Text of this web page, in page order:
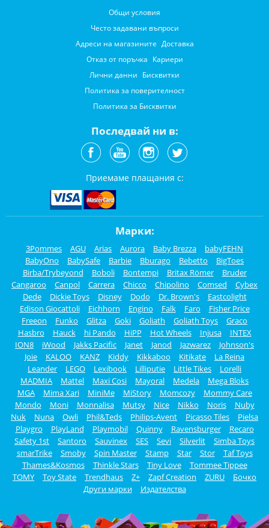
Общи условия
Често задавани въпроси
Адреси на магазините Доставка
Отказ от поръчка Кариери
Лични данни Бисквитки
Политика за поверителност
Политика за Бисквитки
Последвай ни в:
Приемаме плащания с:
Марки:
3Pommes AGU Arias Aurora Baby Brezza
babyFEHN
BabyOno
BabySafe Barbie Bburago Bebetto
BigToes
Birba/Trybeyond
Boboli Bontempi Britax Römer
Bruder
Cangaroo
Canpol Carrera Chicco Chipolino Comsed
Cybex
Dede
Dickie Toys Disney Dodo Dr. Brown's
Eastcolight
Edison Giocattoli
Eichhorn Engino Falk Faro
Fisher Price
Freeon
Funko Glitza Goki Goliath Goliath Toys
Graco
Hasbro
Hauck hi Pando HiPP Hot Wheels Injusa
INTEX
ION8
iWood Jakks Pacific Janet Janod Jazwarez
Johnson's
Joie
KALOO KANZ Kiddy Kikkaboo Kitikate
La Reina
Leander
LEGO Lexibook Lilliputie Little Tikes
Lorelli
MADMIA
Mattel Maxi Cosi Mayoral Medela
Mega Bloks
MGA
Mima Xari MiniMe MiStory Momcozy
Mommy Care
Mondo
Moni Monnalisa Mutsy Nice Nikko Noris
Nuby
Nuk
Nuna Owli Phil&Teds Philips-Avent Picasso Tiles
Pielsa
Playgro
PlayLand Playmobil Quinny Ravensburger
Recaro
Safety 1st
Santoro Sauvinex SES Sevi Silverlit
Simba Toys
smarTrike
Smoby Spin Master Stamp Star Stor
Taf Toys
Thames&Kosmos
Thinkle Stars Tiny Love
Tommee Tippee
TOMY
Toy State Trendhaus Z+ Zapf Creation ZURU
Бочко
Други марки
Издателства